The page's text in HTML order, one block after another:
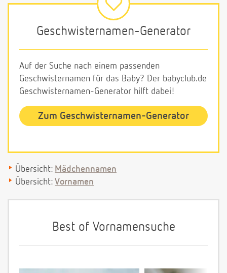
Geschwisternamen-Generator
Auf der Suche nach einem passenden
Geschwisternamen für das Baby? Der babyclub.de
Geschwisternamen-Generator hilft dabei!
Zum Geschwisternamen-Generator
Übersicht: Mädchennamen
Übersicht: Vornamen
Best of Vornamensuche